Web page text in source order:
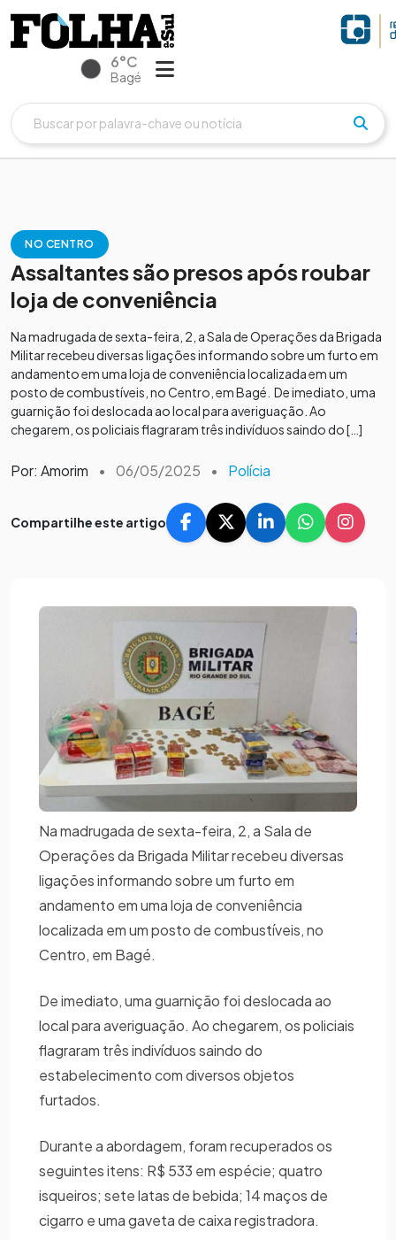
6°C
Bagé
NO CENTRO
Assaltantes são presos após roubar
loja de conveniência
Na madrugada de sexta-feira, 2, a Sala de Operações da Brigada
Militar recebeu diversas ligações informando sobre um furto em
andamento em uma loja de conveniência localizada em um
posto de combustíveis, no Centro, em Bagé. De imediato, uma
guarnição foi deslocada ao local para averiguação. Ao
chegarem, os policiais flagraram três indivíduos saindo do […]
Por: Amorim • 06/05/2025 • Polícia
Compartilhe este artigo
Na madrugada de sexta-feira, 2, a Sala de
Operações da Brigada Militar recebeu diversas
ligações informando sobre um furto em
andamento em uma loja de conveniência
localizada em um posto de combustíveis, no
Centro, em Bagé.
De imediato, uma guarnição foi deslocada ao
local para averiguação. Ao chegarem, os policiais
flagraram três indivíduos saindo do
estabelecimento com diversos objetos
furtados.
Durante a abordagem, foram recuperados os
seguintes itens: R$ 533 em espécie; quatro
isqueiros; sete latas de bebida; 14 maços de
cigarro e uma gaveta de caixa registradora.